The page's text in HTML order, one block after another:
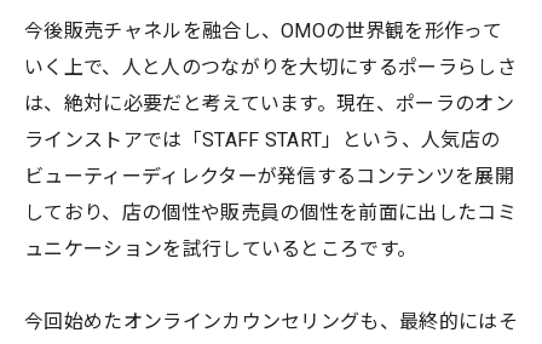
今後販売チャネルを融合し、OMOの世界観を形作って
いく上で、人と人のつながりを大切にするポーラらしさ
は、絶対に必要だと考えています。現在、ポーラのオン
ラインストアでは「STAFF START」という、人気店の
ビューティーディレクターが発信するコンテンツを展開
しており、店の個性や販売員の個性を前面に出したコミ
ュニケーションを試行しているところです。
今回始めたオンラインカウンセリングも、最終的にはそ